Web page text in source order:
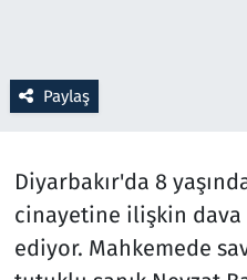
Paylaş
Diyarbakır'da 8
cinayetine ilişkin
ediyor. Mahkemede
Teknoloji ve Bilim